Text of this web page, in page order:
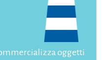
oggetti